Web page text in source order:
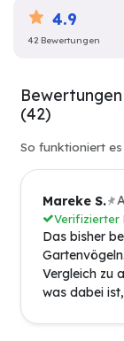
4.9
42 Bewertungen
Bewertungen
(42)
So funktioniert es
Mareke S.
Verifizierter
Das bisher
Vergleich zu
was dabei